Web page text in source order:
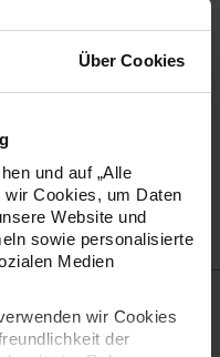
Über Cookies
und auf „Alle
Cookies, um Daten
Website und
sowie personalisierte
Medien
wir Cookies
der
ist ein klassisches